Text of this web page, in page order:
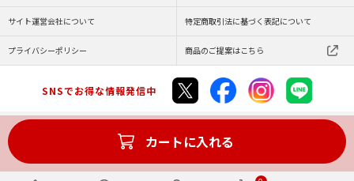
カートに入れる
サイト運営会社について 特定商取引法に基づく表記について
プライバシーポリシー 商品のご提案はこちら
SNSでお得な情報発信中
Copyright (C) JAPAN POST Co.,Ltd. All Rights Reserved.